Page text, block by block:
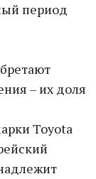
период
– их доля
Toyota